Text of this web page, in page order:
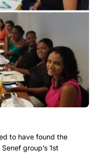
to have found the
group’s 1st